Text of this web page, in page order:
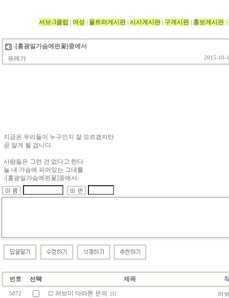
서브-3클럽 여성 울트라게시판 시사게시판 구게시판 홍보게시판
-[홍광일가슴에핀꽃]중에서
유레가
2015-10-
지금은 우리들이 누구인지 잘 모르겠지만
곧 알게 될 겁니다.
사람들은 그런 건 없다고 한다
늘 내 가슴에 피어있는 그대를
-[홍광일가슴에핀꽃]중에서-
번호 선택 제목
5072 러브미 마라톤 문의 [3] 러